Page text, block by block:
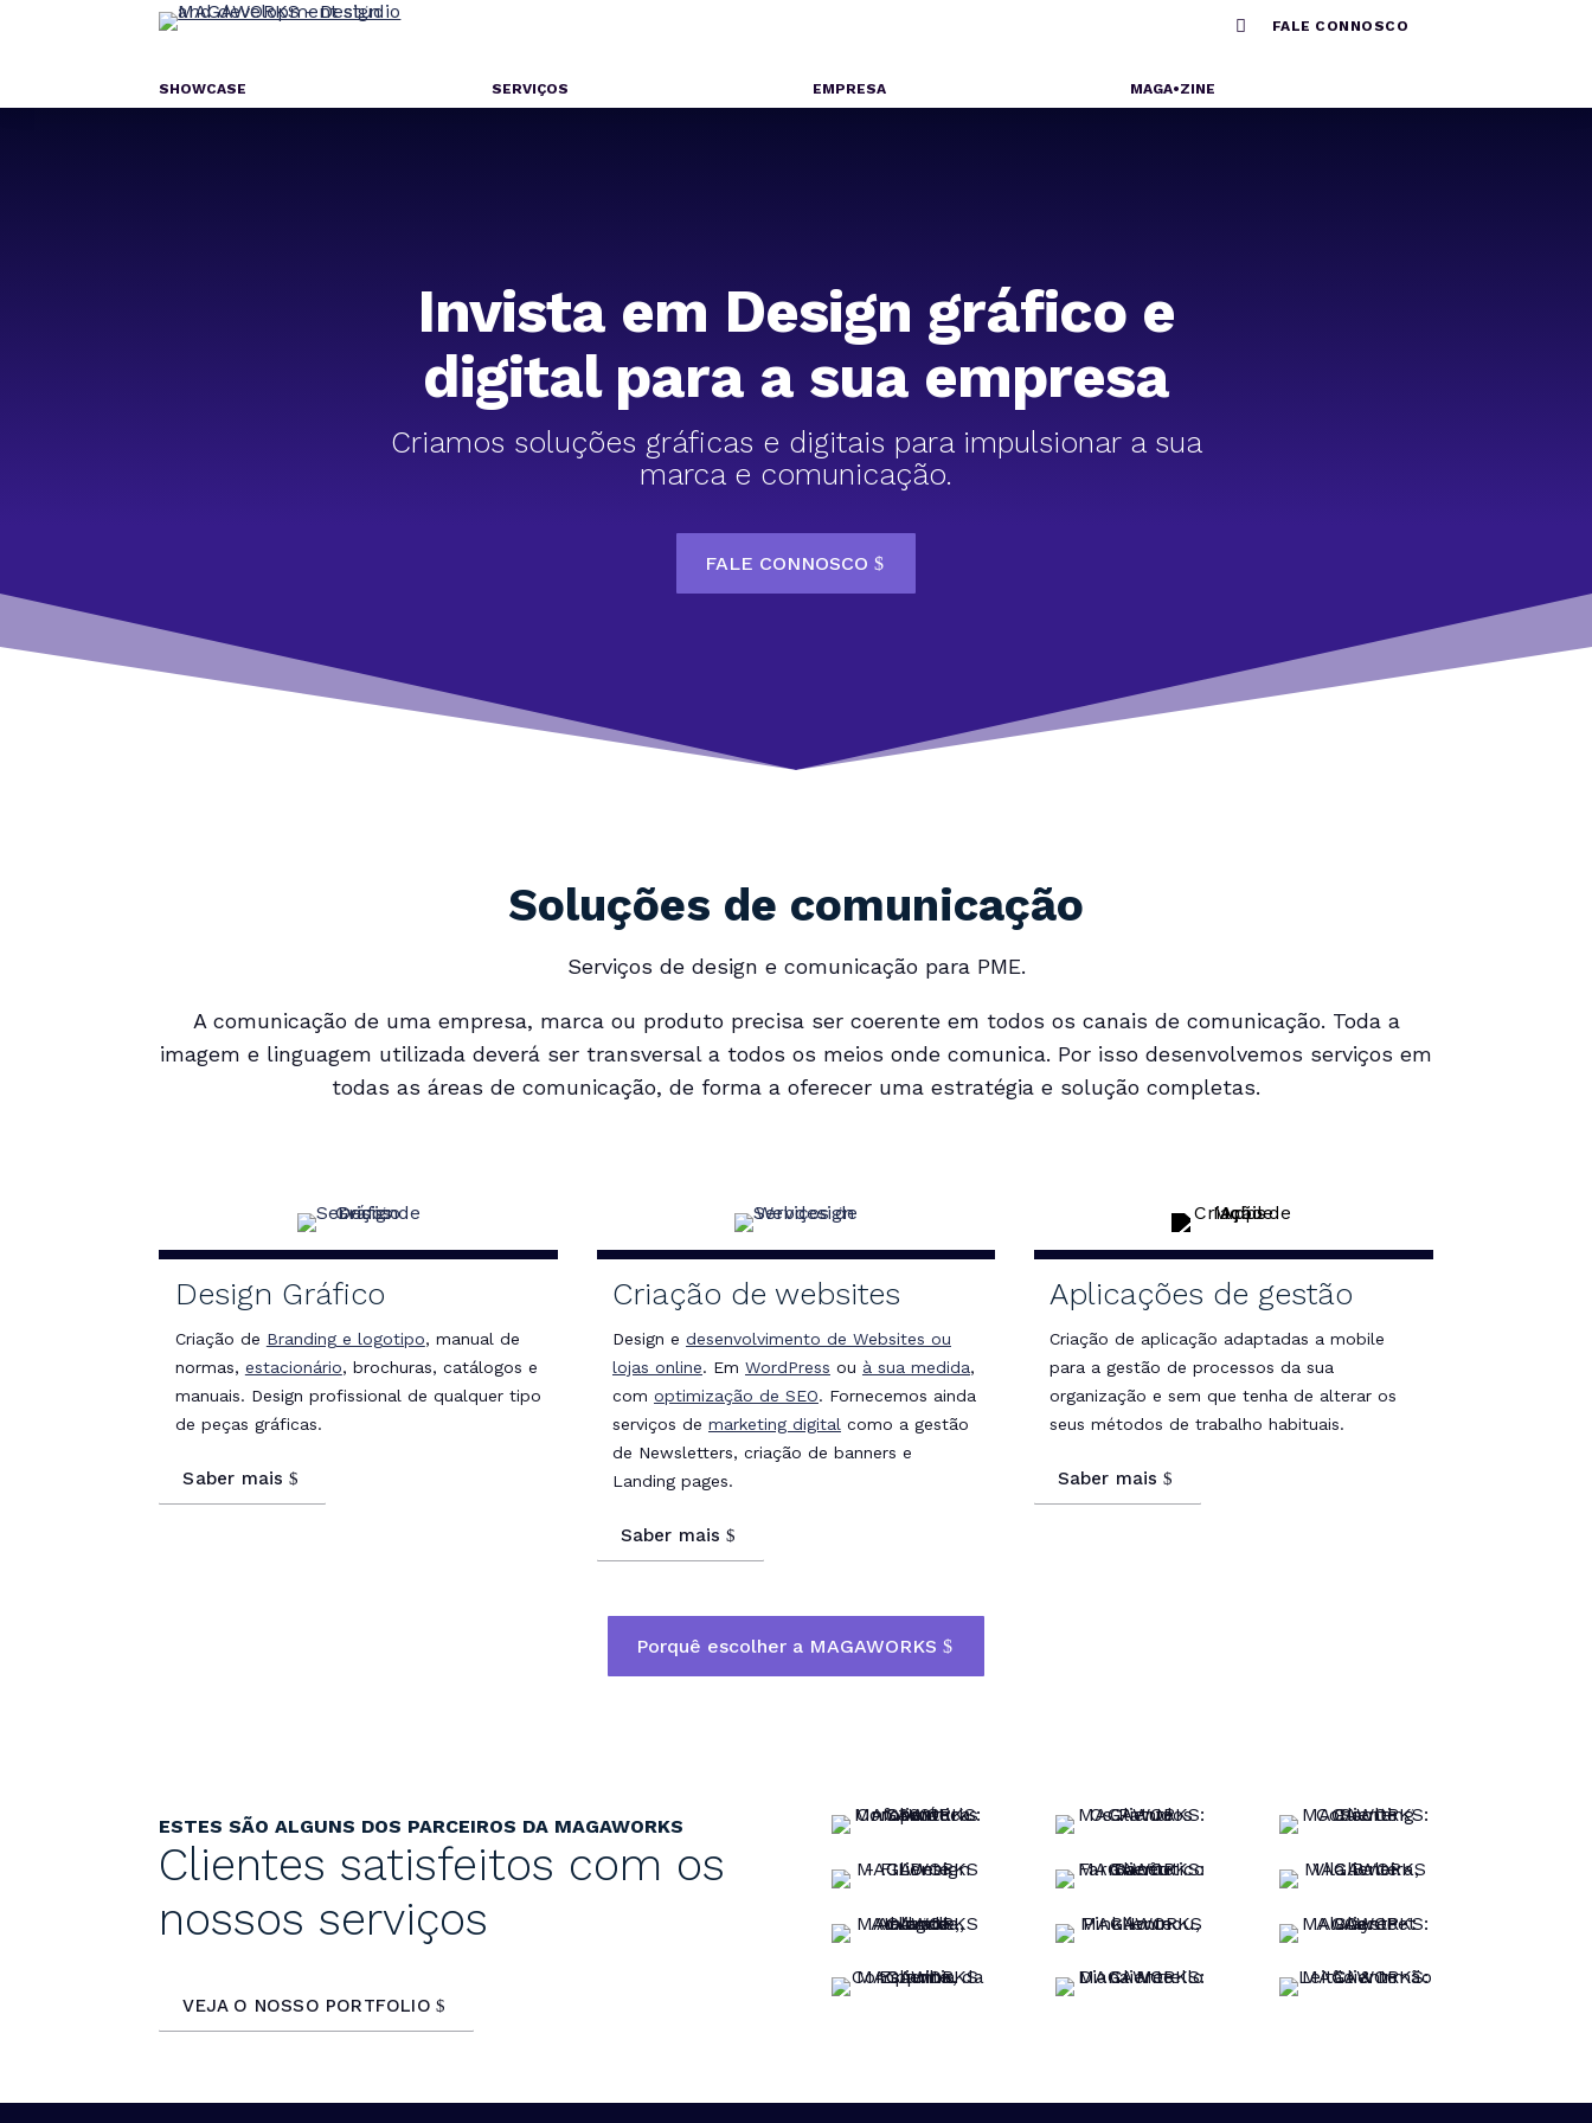
 FALE CONNOSCO
SHOWCASE SERVIÇOS EMPRESA MAGA•ZINE
Invista em Design gráfico e
digital para a sua empresa
Criamos soluções gráficas e digitais para impulsionar a sua
marca e comunicação.
FALE CONNOSCO
Soluções de comunicação
Serviços de design e comunicação para PME.
A comunicação de uma empresa, marca ou produto precisa ser coerente em todos os canais de comunicação. Toda a
imagem e linguagem utilizada deverá ser transversal a todos os meios onde comunica. Por isso desenvolvemos serviços em
todas as áreas de comunicação, de forma a oferecer uma estratégia e solução completas.
Design Gráfico
Criação de Branding e logotipo, manual de
normas, estacionário, brochuras, catálogos e
manuais. Design profissional de qualquer tipo
de peças gráficas.
Saber mais
Criação de websites
Design e desenvolvimento de Websites ou
lojas online. Em WordPress ou à sua medida,
com optimização de SEO. Fornecemos ainda
serviços de marketing digital como a gestão
de Newsletters, criação de banners e
Landing pages.
Saber mais
Aplicações de gestão
Criação de aplicação adaptadas a mobile
para a gestão de processos da sua
organização e sem que tenha de alterar os
seus métodos de trabalho habituais.
Saber mais
Porquê escolher a MAGAWORKS
ESTES SÃO ALGUNS DOS PARCEIROS DA MAGAWORKS
Clientes satisfeitos com os
nossos serviços
VEJA O NOSSO PORTFOLIO